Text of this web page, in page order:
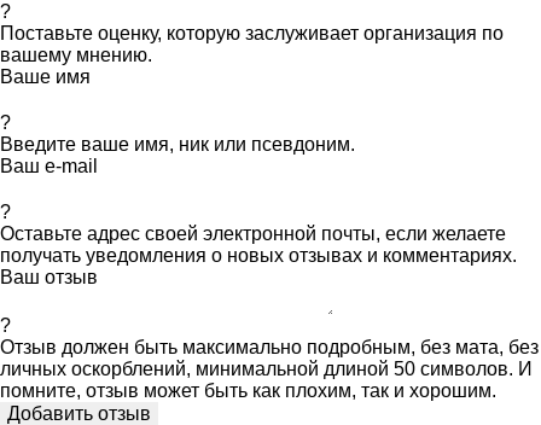
?
Поставьте оценку, которую заслуживает организация по
вашему мнению.
Ваше имя
?
Введите ваше имя, ник или псевдоним.
Ваш e-mail
?
Оставьте адрес своей электронной почты, если желаете
получать уведомления о новых отзывах и комментариях.
Ваш отзыв
?
Отзыв должен быть максимально подробным, без мата, без
личных оскорблений, минимальной длиной 50 символов. И
помните, отзыв может быть как плохим, так и хорошим.